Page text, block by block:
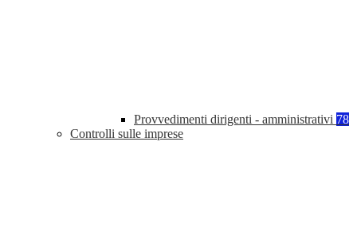
Provvedimenti dirigenti - amministrativi 78
Controlli sulle imprese